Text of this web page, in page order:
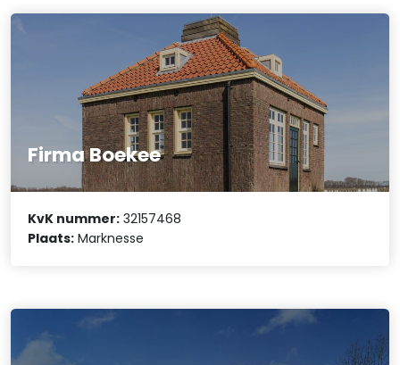
Firma Boekee
KvK nummer: 32157468
Plaats: Marknesse